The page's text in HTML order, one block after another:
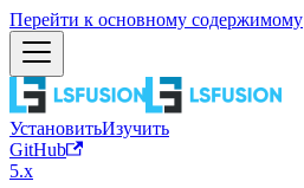
Перейти к основному содержимому
УстановитьИзучить
GitHub
5.x